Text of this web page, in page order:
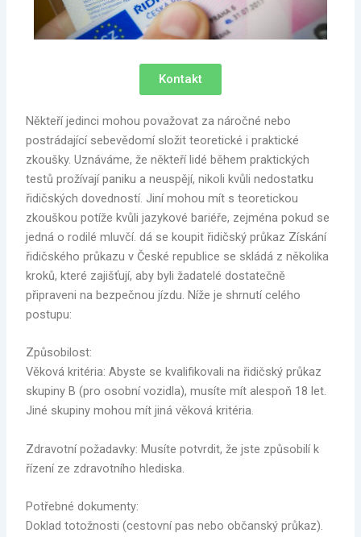
Kontakt
Někteří jedinci mohou považovat za náročné nebo
postrádající sebevědomí složit teoretické i praktické
zkoušky. Uznáváme, že někteří lidé během praktických
testů prožívají paniku a neuspějí, nikoli kvůli nedostatku
řidičských dovedností. Jiní mohou mít s teoretickou
zkouškou potíže kvůli jazykové bariéře, zejména pokud se
jedná o rodilé mluvčí. dá se koupit řidičský průkaz Získání
řidičského průkazu v České republice se skládá z několika
kroků, které zajišťují, aby byli žadatelé dostatečně
připraveni na bezpečnou jízdu. Níže je shrnutí celého
postupu:
Způsobilost:
Věková kritéria: Abyste se kvalifikovali na řidičský průkaz
skupiny B (pro osobní vozidla), musíte mít alespoň 18 let.
Jiné skupiny mohou mít jiná věková kritéria.
Zdravotní požadavky: Musíte potvrdit, že jste způsobilí k
řízení ze zdravotního hlediska.
Potřebné dokumenty:
Doklad totožnosti (cestovní pas nebo občanský průkaz).